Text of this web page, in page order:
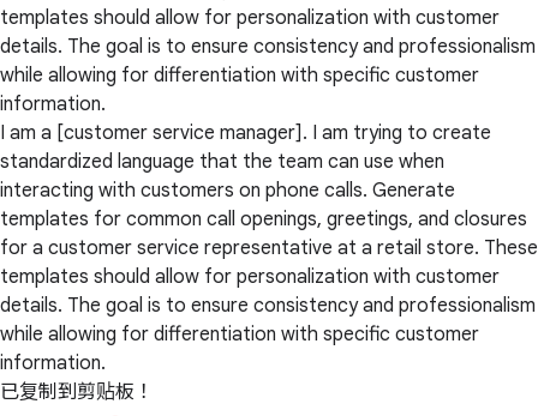
templates should allow for personalization with customer
details. The goal is to ensure consistency and professionalism
while allowing for differentiation with specific customer
information.
I am a [customer service manager]. I am trying to create
standardized language that the team can use when
interacting with customers on phone calls. Generate
templates for common call openings, greetings, and closures
for a customer service representative at a retail store. These
templates should allow for personalization with customer
details. The goal is to ensure consistency and professionalism
while allowing for differentiation with specific customer
information.
已复制到剪贴板！